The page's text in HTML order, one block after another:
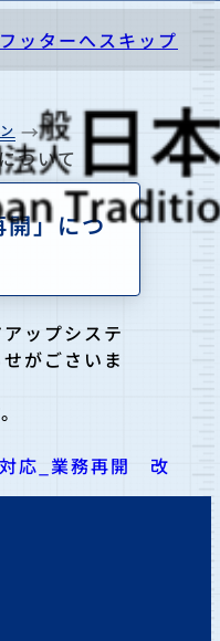
フッターへスキップ
ついて
開」につ
ップシステ
がごさいま